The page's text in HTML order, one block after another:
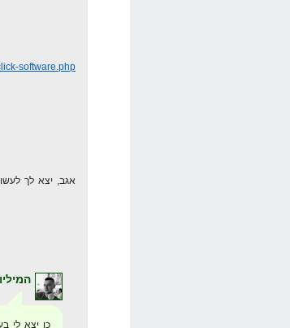
software.php
אגב, יצא לך
כן יצא לי